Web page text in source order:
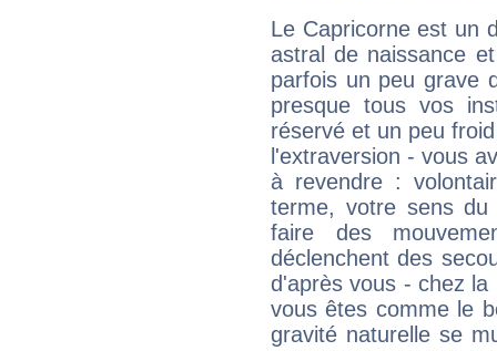
Le Capricorne est un
astral de naissance
parfois un peu grave
presque tous vos
réservé et un peu
l'extraversion - vous
à revendre :
terme, votre sens
faire des
déclenchent des
d'après vous - chez
vous êtes comme le
gravité naturelle se